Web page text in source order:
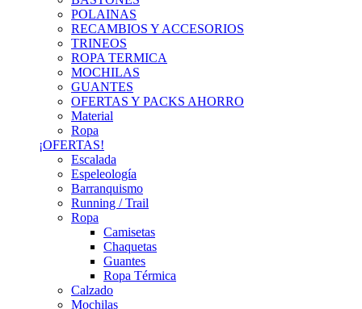
POLAINAS
RECAMBIOS Y ACCESORIOS
TRINEOS
ROPA TERMICA
MOCHILAS
GUANTES
OFERTAS Y PACKS AHORRO
Material
Ropa
¡OFERTAS!
Escalada
Espeleología
Barranquismo
Running / Trail
Ropa
Camisetas
Chaquetas
Guantes
Ropa Térmica
Calzado
Mochilas